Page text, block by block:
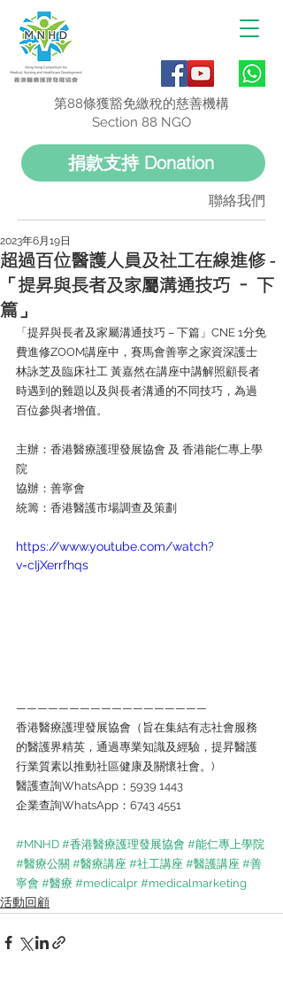
聯絡我們
捐款支持 Donation
第88條獲豁免繳稅的慈善機構
Section 88 NGO
超過百位醫護人員及社工在線進修 -
「提昇與長者及家屬溝通技巧 – 下
篇」
2023年6月19日
「提昇與長者及家屬溝通技巧 – 下篇」CNE 1分免
費進修ZOOM講座中，賽馬會善寧之家資深護士
林詠芝及臨床社工 黃嘉然在講座中講解照顧長者
時遇到的難題以及與長者溝通的不同技巧，為過
百位參與者增值。
主辦：香港醫療護理發展協會 及 香港能仁專上學
院
協辦：善寧會
統籌：香港醫護市場調查及策劃
https://www.youtube.com/watch?
v=cIjXerrfhqs
——————————————————
香港醫療護理發展協會（旨在集結有志社會服務
的醫護界精英，通過專業知識及經驗，提昇醫護
行業質素以推動社區健康及關懷社會。)
醫護查詢WhatsApp：5939 1443
企業查詢WhatsApp：6743 4551
#MNHD #香港醫療護理發展協會 #能仁專上學院
#醫療公關 #醫療講座 #社工講座 #醫護講座 #善
寧會 #醫療 #medicalpr #medicalmarketing
活動回顧